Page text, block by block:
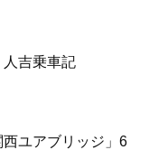
吉乗車記
ユアブリッジ」6